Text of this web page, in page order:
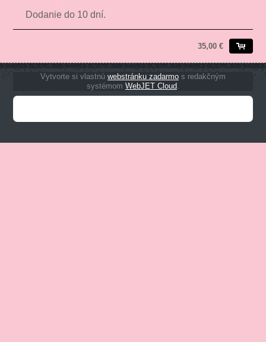
Dodanie do 10 dní.
35,00 €
Vytvorte si vlastnú webstránku zadarmo s redakčným
systémom WebJET Cloud.